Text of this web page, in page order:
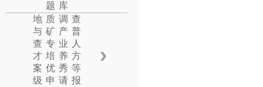
题库
地质调查
与矿产普
查专业人
才培养方
案优秀等
级申请报